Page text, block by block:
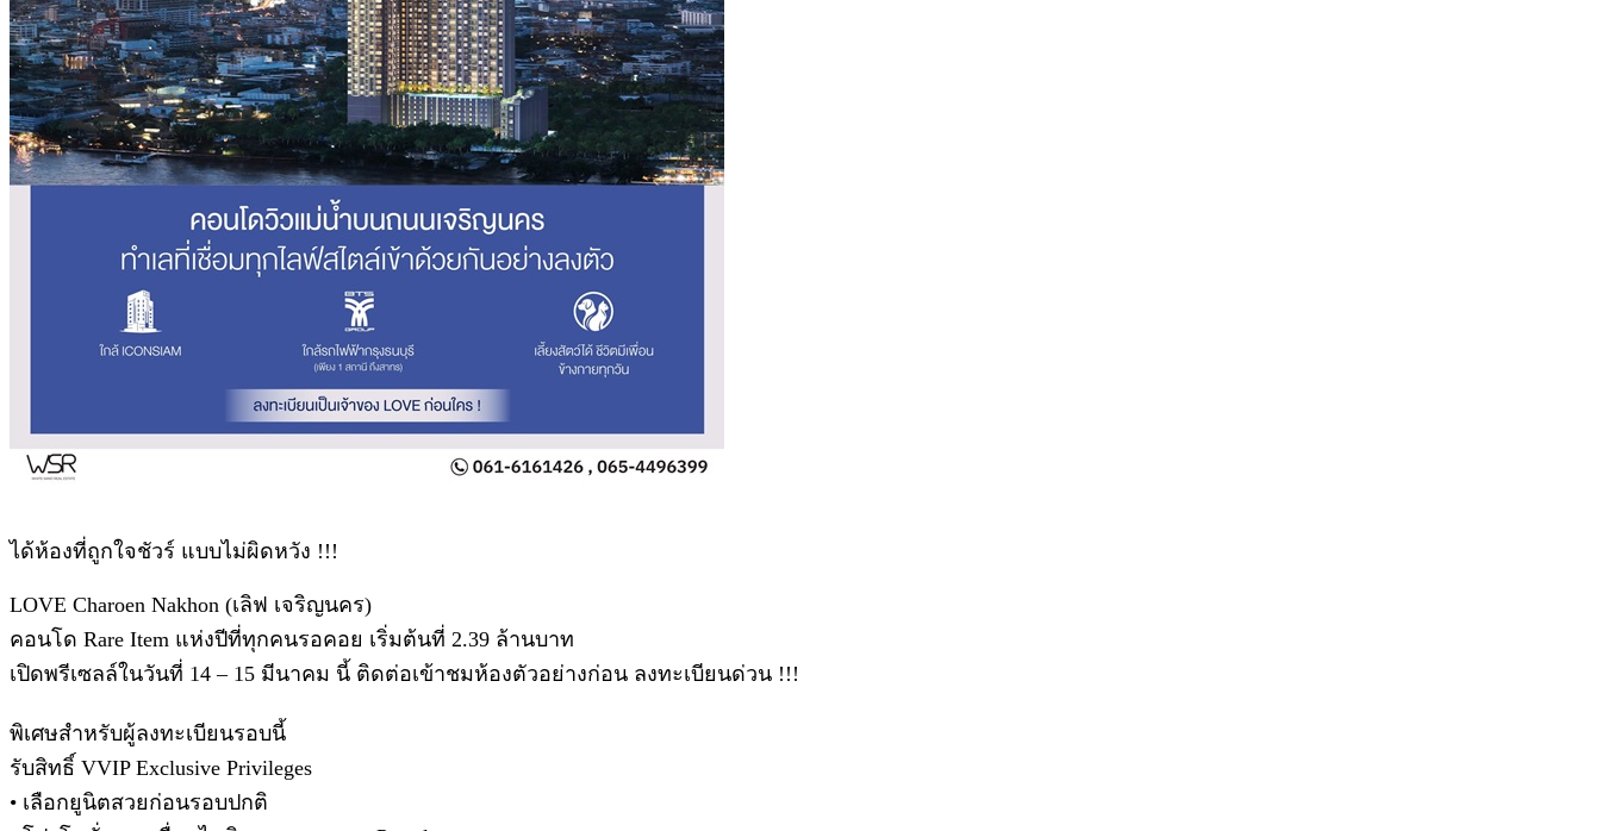
ได้ห้องที่ถูกใจชัวร์ แบบไม่ผิดหวัง !!!
LOVE Charoen Nakhon (เลิฟ เจริญนคร)
คอนโด Rare Item แห่งปีที่ทุกคนรอคอย เริ่มต้นที่ 2.39 ล้านบาท
เปิดพรีเซลล์ในวันที่ 14 – 15 มีนาคม นี้ ติดต่อเข้าชมห้องตัวอย่างก่อน ลงทะเบียนด่วน !!!
พิเศษสำหรับผู้ลงทะเบียนรอบนี้
รับสิทธิ์ VVIP Exclusive Privileges
• เลือกยูนิตสวยก่อนรอบปกติ